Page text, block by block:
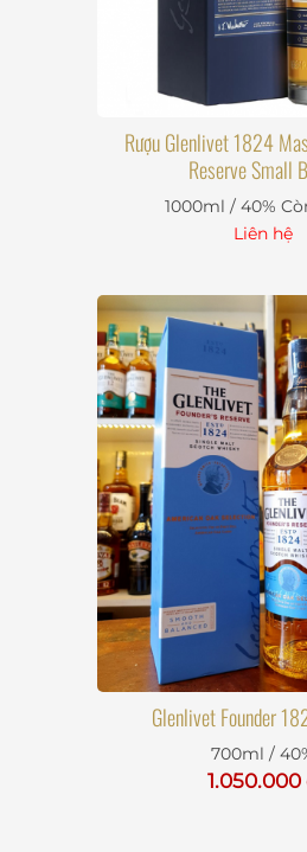
Rượu Glenlivet 1824
Reserve Small
1000ml / 40%
Liên hệ
Glenlivet Founder
700ml /
1.050.000